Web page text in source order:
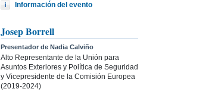
Información del evento
Josep Borrell
Presentador de Nadia Calviño
Alto Representante de la Unión para
Asuntos Exteriores y Política de Seguridad
y Vicepresidente de la Comisión Europea
(2019-2024)